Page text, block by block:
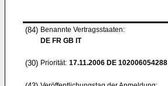
(84) Benannte Vertragsstaaten:
DE FR GB IT
(30) Priorität: 17.11.2006 DE 102006054288